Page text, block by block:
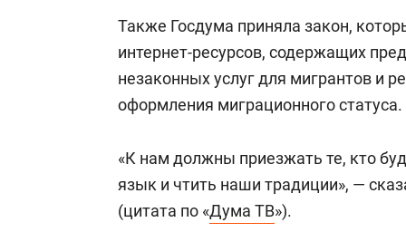
Также Госдума приняла закон,
интернет-ресурсов, содержащих
незаконных услуг для мигрантов и
оформления миграционного статуса.
«К нам должны приезжать те, кто
язык и чтить наши традиции», —
(цитата по «Дума ТВ»).